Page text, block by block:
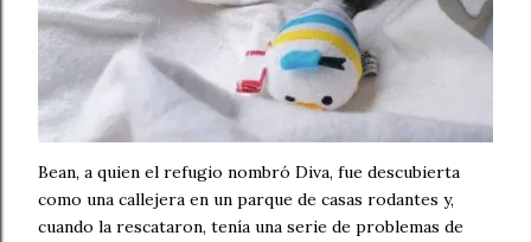
Bean, a quien el refugio nombró Diva, fue descubierta
como una callejera en un parque de casas rodantes y,
cuando la rescataron, tenía una serie de problemas de